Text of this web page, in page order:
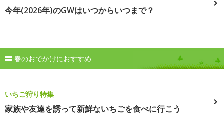
今年(2026年)のGWはいつからいつまで？
春のおでかけにおすすめ
いちご狩り特集
家族や友達を誘って新鮮ないちごを食べに行こう